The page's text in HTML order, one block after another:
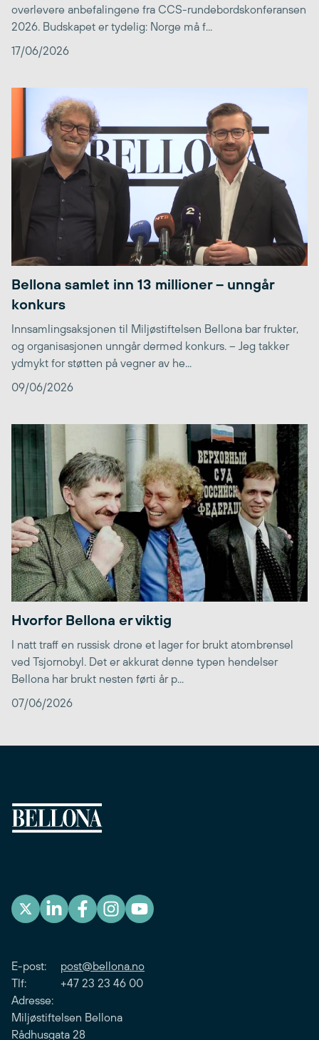
overlevere anbefalingene fra CCS-rundebordskonferansen
2026. Budskapet er tydelig: Norge må f...
17/06/2026
Bellona samlet inn 13 millioner – unngår
konkurs
Innsamlingsaksjonen til Miljøstiftelsen Bellona bar frukter,
og organisasjonen unngår dermed konkurs. – Jeg takker
ydmykt for støtten på vegner av he...
09/06/2026
Hvorfor Bellona er viktig
I natt traff en russisk drone et lager for brukt atombrensel
ved Tsjornobyl. Det er akkurat denne typen hendelser
Bellona har brukt nesten førti år p...
07/06/2026
E-post: post@bellona.no
Tlf: +47 23 23 46 00
Adresse:
Miljøstiftelsen Bellona
Rådhusgata 28